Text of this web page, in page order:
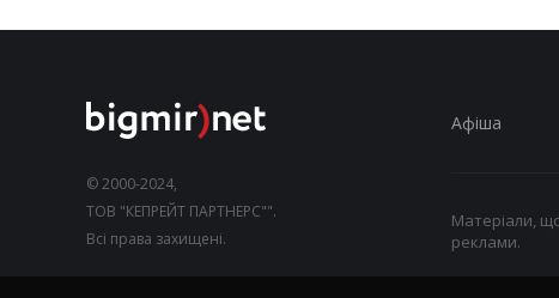
© 2000-2024,
ТОВ "КЕПРЕЙТ ПАРТНЕРС"".
Всі права захищені.
Афіша
Матеріали,
реклами.